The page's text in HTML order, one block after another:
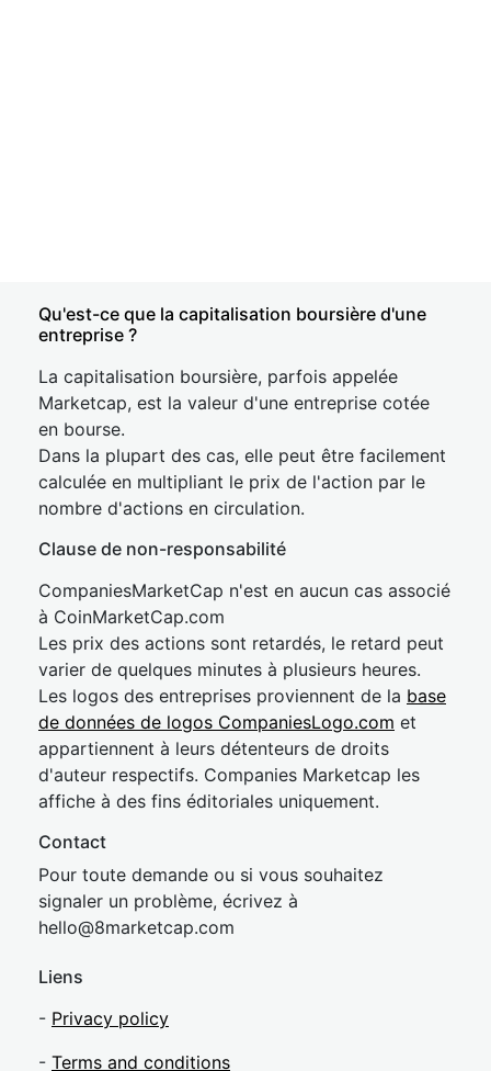
Qu'est-ce que la capitalisation boursière d'une
entreprise ?
La capitalisation boursière, parfois appelée
Marketcap, est la valeur d'une entreprise cotée
en bourse.
Dans la plupart des cas, elle peut être facilement
calculée en multipliant le prix de l'action par le
nombre d'actions en circulation.
Clause de non-responsabilité
CompaniesMarketCap n'est en aucun cas associé
à CoinMarketCap.com
Les prix des actions sont retardés, le retard peut
varier de quelques minutes à plusieurs heures.
Les logos des entreprises proviennent de la base
de données de logos CompaniesLogo.com et
appartiennent à leurs détenteurs de droits
d'auteur respectifs. Companies Marketcap les
affiche à des fins éditoriales uniquement.
Contact
Pour toute demande ou si vous souhaitez
signaler un problème, écrivez à
hello@8marketcap.com
Liens
- Privacy policy
- Terms and conditions